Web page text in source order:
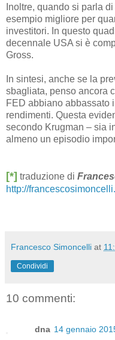
Inoltre, quando si parla
esempio migliore per
investitori. In questo
decennale USA si è
Gross.
In sintesi, anche se la
sbagliata, penso ancora
FED abbiano abbassato
rendimenti. Questa
secondo Krugman – sia
almeno un episodio
[*] traduzione di
http://
Francesco Simoncelli at
Condividi
10 commenti:
dna 14 gennaio